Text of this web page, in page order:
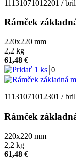
11131071012201 /
Rámček
220x220 mm
2,2 kg
61,48 €
11131071012301 /
Rámček
220x220 mm
2,2 kg
61,48 €